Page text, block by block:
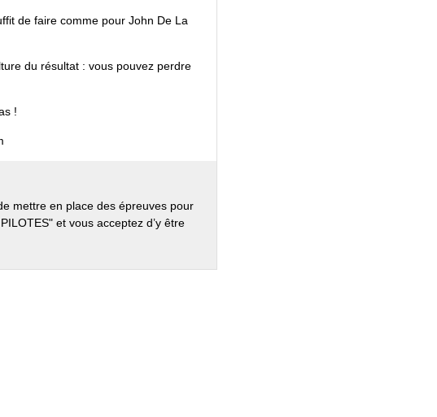
de faire comme pour John De La
du résultat : vous pouvez perdre
!
mettre en place des épreuves pour
et vous acceptez d’y être